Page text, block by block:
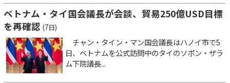
ベトナム・タイ国会議長が会談、貿易250億USD目標
を再確認 (7日)
チャン・タイン・マン国会議長はハノイ市で5
日、ベトナムを公式訪問中のタイのソポン・ザラ
ム下院議長...